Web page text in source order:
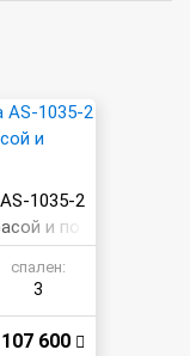
1035-2
и по
спален:
3
107 600